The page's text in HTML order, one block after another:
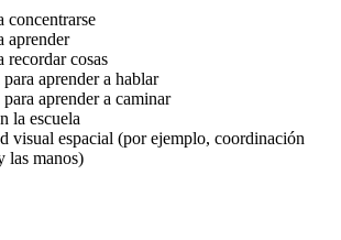
concentrarse
aprender
cosas
aprender a hablar
aprender a caminar
la escuela
visual espacial (por ejemplo, coordinación
las manos)